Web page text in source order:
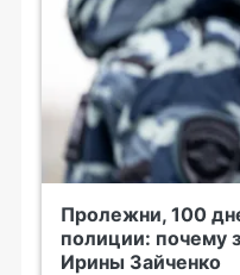
Пролежни, 100
полиции: почему
Ирины Зайченко